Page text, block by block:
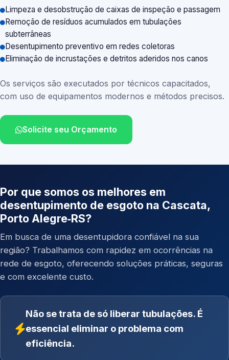
Limpeza e desobstrução de caixas de inspeção e passagem
Remoção de resíduos acumulados em tubulações
subterrâneas
Desentupimento preventivo em redes coletoras
Eliminação de incrustações e detritos aderidos nos canos
Os serviços são executados por técnicos capacitados,
com uso de equipamentos modernos e métodos precisos.
Solicite seu Orçamento
Por que somos os melhores em
desentupimento de esgoto na Cascata,
Porto Alegre‑RS?
Em busca de uma desentupidora confiável na sua
região? Trabalhamos com rapidez em ocorrências na
rede de esgoto, oferecendo soluções práticas, seguras
e com excelente custo.
Não se trata de só liberar tubulações. É
essencial eliminar o problema com
eficiência.